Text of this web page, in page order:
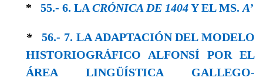
* 55.- 6. LACRÓNICA DE 1404Y EL MS. A’
*56.- 7. LA ADAPTACIÓN DEL MODELO
HISTORIOGRÁFICO ALFONSÍ POR EL
ÁREA LINGÜÍSTICA GALLEGO-